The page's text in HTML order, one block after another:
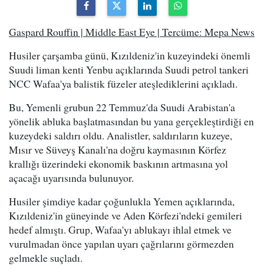
Gaspard Rouffin | Middle East Eye | Tercüme: Mepa News
Husiler çarşamba günü, Kızıldeniz'in kuzeyindeki önemli
Suudi liman kenti Yenbu açıklarında Suudi petrol tankeri
NCC Wafaa'ya balistik füzeler ateşlediklerini açıkladı.
Bu, Yemenli grubun 22 Temmuz'da Suudi Arabistan'a
yönelik abluka başlatmasından bu yana gerçekleştirdiği en
kuzeydeki saldırı oldu. Analistler, saldırıların kuzeye,
Mısır ve Süveyş Kanalı'na doğru kaymasının Körfez
krallığı üzerindeki ekonomik baskının artmasına yol
açacağı uyarısında bulunuyor.
Husiler şimdiye kadar çoğunlukla Yemen açıklarında,
Kızıldeniz'in güneyinde ve Aden Körfezi'ndeki gemileri
hedef almıştı. Grup, Wafaa'yı ablukayı ihlal etmek ve
vurulmadan önce yapılan uyarı çağrılarını görmezden
gelmekle suçladı.